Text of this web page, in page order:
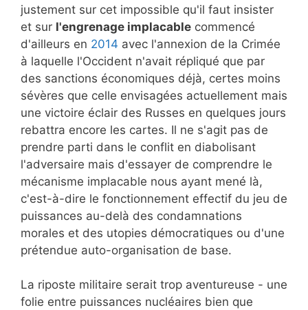
justement sur cet impossible qu'il faut insister
et sur l'engrenage implacable commencé
d'ailleurs en 2014 avec l'annexion de la Crimée
à laquelle l'Occident n'avait répliqué que par
des sanctions économiques déjà, certes moins
sévères que celle envisagées actuellement mais
une victoire éclair des Russes en quelques jours
rebattra encore les cartes. Il ne s'agit pas de
prendre parti dans le conflit en diabolisant
l'adversaire mais d'essayer de comprendre le
mécanisme implacable nous ayant mené là,
c'est-à-dire le fonctionnement effectif du jeu de
puissances au-delà des condamnations
morales et des utopies démocratiques ou d'une
prétendue auto-organisation de base.
La riposte militaire serait trop aventureuse - une
folie entre puissances nucléaires bien que